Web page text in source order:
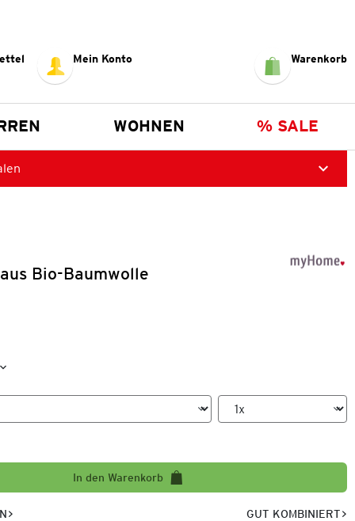
Mein Konto Warenkorb
WOHNEN % SALE
Bio-Baumwolle
In den Warenkorb
GUT KOMBINIERT